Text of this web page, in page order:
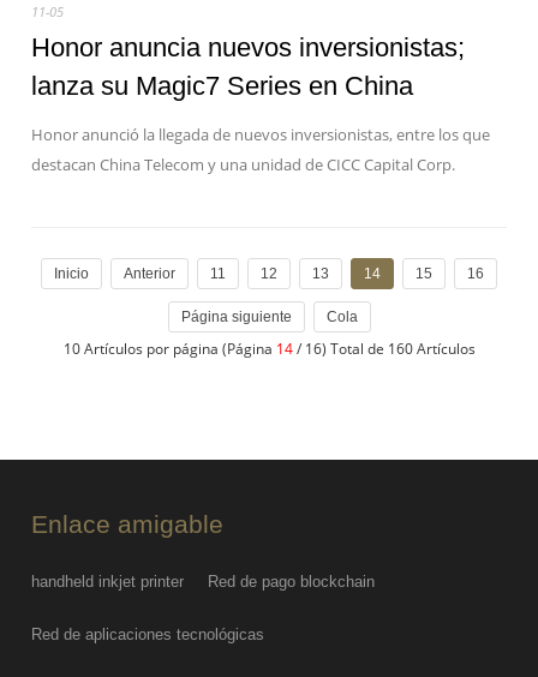
11-05
Honor anuncia nuevos inversionistas;
lanza su Magic7 Series en China
Honor anunció la llegada de nuevos inversionistas, entre los que
destacan China Telecom y una unidad de CICC Capital Corp.
Inicio Anterior 11 12 13 14 15 16
Página siguiente Cola
10 Artículos por página (Página 14/ 16) Total de 160 Artículos
Enlace amigable
handheld inkjet printer Red de pago blockchain
Red de aplicaciones tecnológicas